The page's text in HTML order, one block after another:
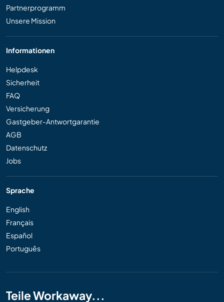
Partnerprogramm
Unsere Mission
Informationen
Helpdesk
Sicherheit
FAQ
Versicherung
Gastgeber-Antwortgarantie
AGB
Datenschutz
Jobs
Sprache
English
Français
Español
Português
Teile Workaway...